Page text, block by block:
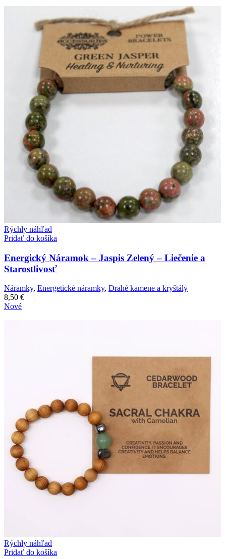
Rýchly náhľad
Pridať do košíka
Energický Náramok – Jaspis Zelený – Liečenie a
Starostlivosť
Náramky, Energetické náramky, Drahé kamene a kryštály
8,50 €
Nové
Rýchly náhľad
Pridať do košíka